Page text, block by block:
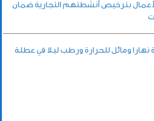
بترخيص أنشطتهم التجارية ضمان
ومائل للحرارة ورطب ليلا في عطلة